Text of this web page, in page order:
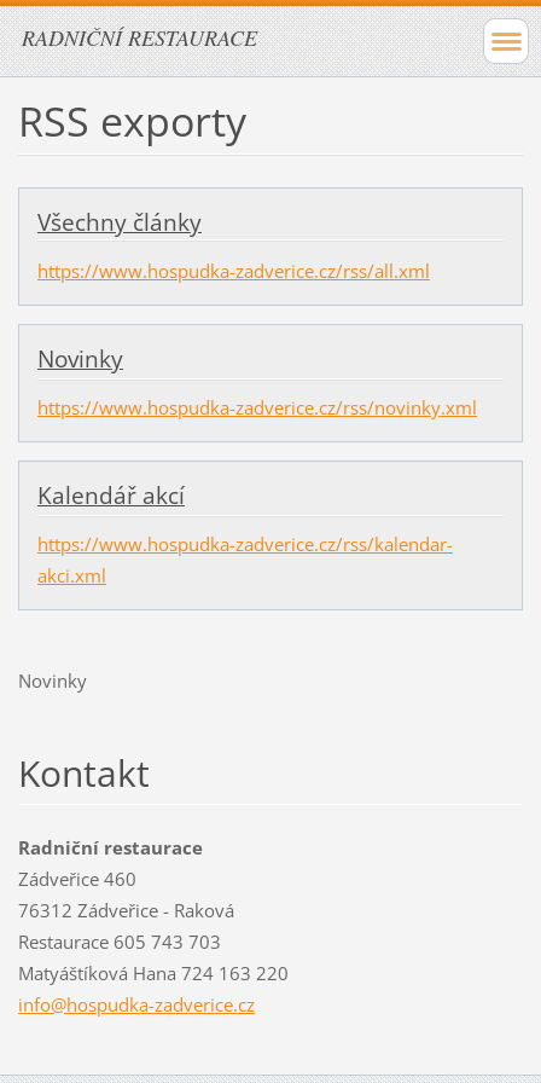
RADNIČNÍ RESTAURACE
RSS exporty
Všechny články
https://www.hospudka-zadverice.cz/rss/all.xml
Novinky
https://www.hospudka-zadverice.cz/rss/novinky.xml
Kalendář akcí
https://www.hospudka-zadverice.cz/rss/kalendar-
akci.xml
Novinky
Kontakt
Radniční restaurace
Zádveřice 460
76312 Zádveřice - Raková
Restaurace 605 743 703
Matyáštíková Hana 724 163 220
info@hospudka-zadverice.cz